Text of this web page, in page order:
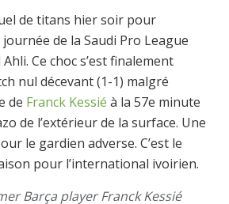
de titans hier soir pour
de la Saudi Pro League
Ce choc s’est finalement
nul décevant (1-1) malgré
de Franck Kessié à la 57e minute
de l’extérieur de la surface. Une
le gardien adverse. C’est le
pour l’international ivoirien.
Barça player Franck Kessié